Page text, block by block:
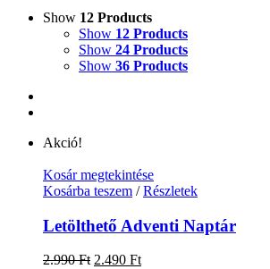
Show 12 Products
Show 12 Products
Show 24 Products
Show 36 Products
Akció!
Kosár megtekintése
Kosárba teszem / Részletek
Letölthető Adventi Naptár
2.990Ft Original
2.490 FtCurrent